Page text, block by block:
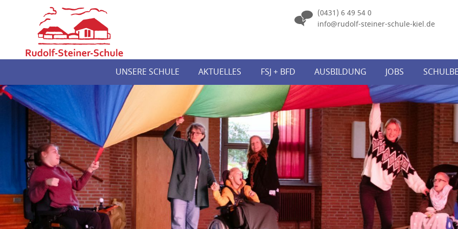
(0431) 6 49 54 0
info@rudolf-steiner-schule-kiel.de
Navigation
überspringen
UNSERE SCHULE AKTUELLES FSJ + BFD AUSBILDUNG JOBS